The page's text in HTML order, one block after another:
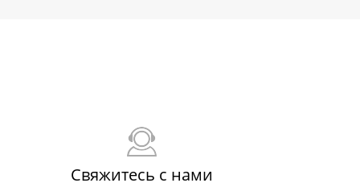
Свяжитесь с нами